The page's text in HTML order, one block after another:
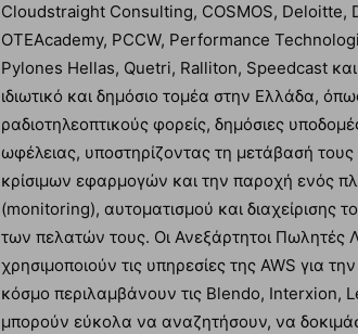
Cloudstraight Consulting, COSMOS, Deloitte,
OTEAcademy, PCCW, Performance
Pylones Hellas, Quetri, Ralliton, Speedcast
ιδιωτικό και δημόσιο τομέα στην Ελλάδα,
ραδιοτηλεοπτικούς φορείς, δημόσιες
ωφέλειας, υποστηρίζοντας τη μετάβασή
κρίσιμων εφαρμογών και την παροχή ενός
(monitoring), αυτοματισμού και διαχείρισης
των πελατών τους. Οι Ανεξάρτητοι Πωλητές
χρησιμοποιούν τις υπηρεσίες της AWS για
κόσμο περιλαμβάνουν τις Blendo, Interxion,
μπορούν εύκολα να αναζητήσουν, να